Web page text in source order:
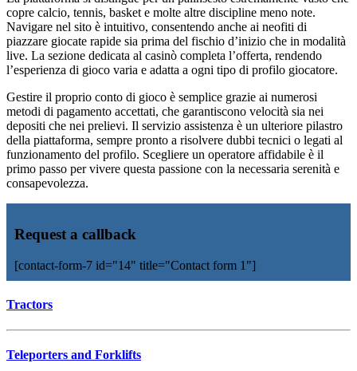
copre calcio, tennis, basket e molte altre discipline meno note.
Navigare nel sito è intuitivo, consentendo anche ai neofiti di
piazzare giocate rapide sia prima del fischio d’inizio che in modalità
live. La sezione dedicata al casinò completa l’offerta, rendendo
l’esperienza di gioco varia e adatta a ogni tipo di profilo giocatore.
Gestire il proprio conto di gioco è semplice grazie ai numerosi
metodi di pagamento accettati, che garantiscono velocità sia nei
depositi che nei prelievi. Il servizio assistenza è un ulteriore pilastro
della piattaforma, sempre pronto a risolvere dubbi tecnici o legati al
funzionamento del profilo. Scegliere un operatore affidabile è il
primo passo per vivere questa passione con la necessaria serenità e
consapevolezza.
Request a callback
[contact-form-7 id="14" title="Contact form 1"]
Tractors
Teleporters and Forklifts